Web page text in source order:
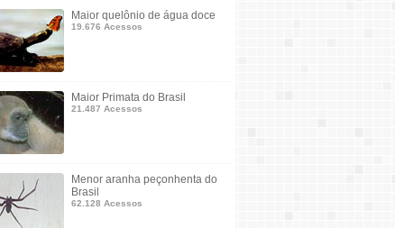
Maior quelônio de água doce
19.676 Acessos
Maior Primata do Brasil
21.487 Acessos
Menor aranha peçonhenta do
Brasil
62.128 Acessos